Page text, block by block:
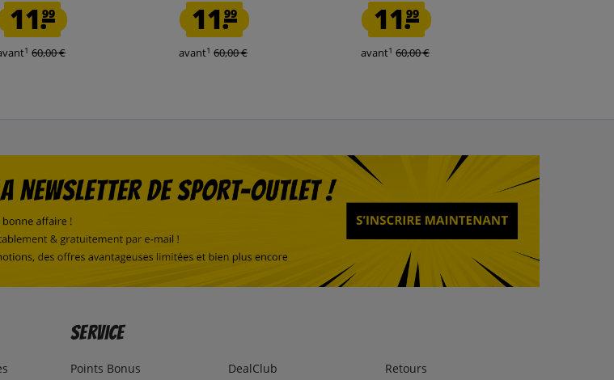
11.99
1 60,00 €
11.99
avant1 60,00 €
11.99
avant1 60,00 €
Service
Points Bonus
DealClub
Retours